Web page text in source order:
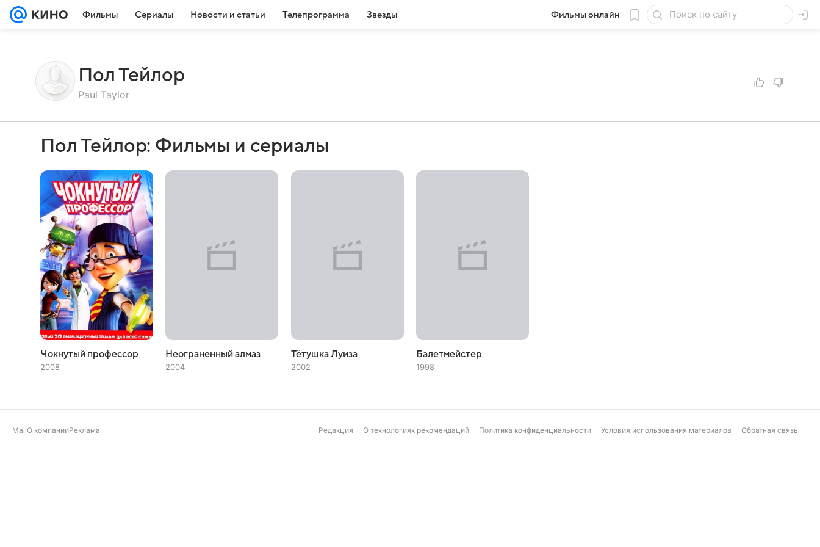
Фильмы Сериалы Новости и статьи Телепрограмма Звезды Фильмы онлайн
Пол Тейлор
Paul Taylor
Пол Тейлор: Фильмы и сериалы
Чокнутый профессор
2008
Неограненный алмаз
2004
Тётушка Луиза
2002
Балетмейстер
1998
MailО компанииРеклама Редакция О технологиях рекомендаций Политика конфиденциальности Условия использования материалов Обратная связь